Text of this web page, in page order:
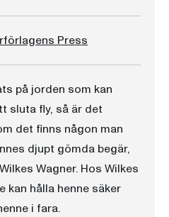
Press
på jorden som kan
sluta fly, så är det
det finns någon man
djupt gömda begär,
Wagner. Hos Wilkes
kan hålla henne säker
i fara.